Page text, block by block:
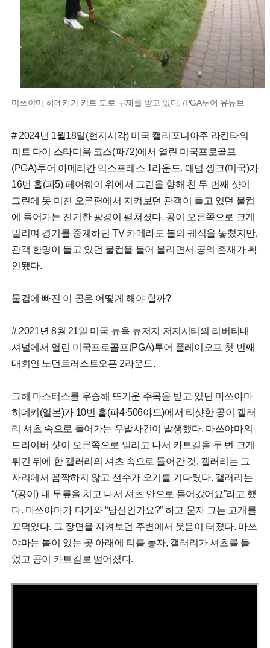
마쓰야마 히데키가 카트 도로 구제를 받고 있다. /PGA투어 유튜브
# 2024년 1월18일(현지시각) 미국 캘리포니아주 라킨타의
피트 다이 스타디움 코스(파72)에서 열린 미국프로골프
(PGA)투어 아메리칸 익스프레스 1라운드. 애덤 솅크(미국)가
16번 홀(파5) 페어웨이 위에서 그린을 향해 친 두 번째 샷이
그린에 못 미친 오른편에서 지켜보던 관객이 들고 있던 물컵
에 들어가는 진기한 광경이 펼쳐졌다. 공이 오른쪽으로 크게
밀리며 경기를 중계하던 TV 카메라도 볼의 궤적을 놓쳤지만,
관객 한명이 들고 있던 물컵을 들어 올리면서 공의 존재가 확
인됐다.
물컵에 빠진 이 공은 어떻게 해야 할까?
# 2021년 8월 21일 미국 뉴욕 뉴저지 저지시티의 리버티내
셔널에서 열린 미국프로골프(PGA)투어 플레이오프 첫 번째
대회인 노던트러스트오픈 2라운드.
그해 마스터스를 우승해 뜨거운 주목을 받고 있던 마쓰야마
히데키(일본)가 10번 홀(파4·506야드)에서 티샷한 공이 갤러
리 셔츠 속으로 들어가는 우발사건이 발생했다. 마쓰야마의
드라이버 샷이 오른쪽으로 밀리고 나서 카트길을 두 번 크게
튀긴 뒤에 한 갤러리의 셔츠 속으로 들어간 것. 갤러리는 그
자리에서 꼼짝하지 않고 선수가 오기를 기다렸다. 갤러리는
“(공이) 내 무릎을 치고 나서 셔츠 안으로 들어갔어요”라고 했
다. 마쓰야마가 다가와 “당신인가요?” 하고 묻자 그는 고개를
끄덕였다. 그 장면을 지켜보던 주변에서 웃음이 터졌다. 마쓰
야마는 볼이 있는 곳 아래에 티를 놓자, 갤러리가 셔츠를 들
었고 공이 카트길로 떨어졌다.